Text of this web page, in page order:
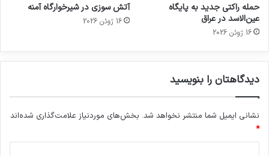
حمله راکتی جدید به پایگاه
عین‌الاسد در عراق
16 ژوئن 2026
آتش سوزی در شیرخوارگاه آمنه
16 ژوئن 2026
دیدگاهتان را بنویسید
نشانی ایمیل شما منتشر نخواهد شد. بخش‌های موردنیاز علامت‌گذاری شده‌اند
*